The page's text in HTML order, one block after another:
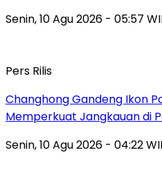
Senin, 10 Agu 2026 - 05:57
Pers Rilis
Changhong Gandeng Ikon
Memperkuat Jangkauan di
Senin, 10 Agu 2026 - 04:22